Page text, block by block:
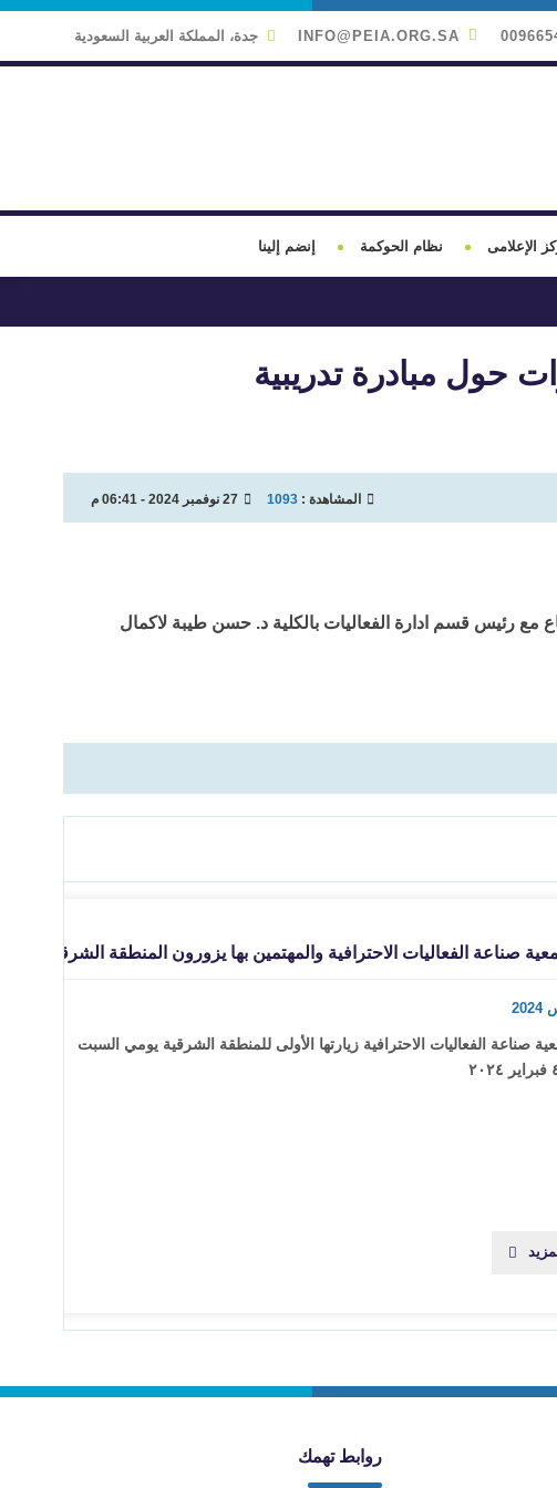
INFO@PEIA.ORG.SA جدة، المملكة العربية السعودية
الإعلامى نظام الحوكمة إنضم إلينا
حول مبادرة تدريبية
المشاهدة : 1093 27 نوفمبر 2024 - 06:41 م
مع رئيس قسم ادارة الفعاليات بالكلية د. حسن طيبة لاكمال
صناعة الفعاليات الاحترافية والمهتمين بها يزورون المنطقة الشرقية
صناعة الفعاليات الاحترافية زيارتها الأولى للمنطقة الشرقية يومي السبت
روابط تهمك